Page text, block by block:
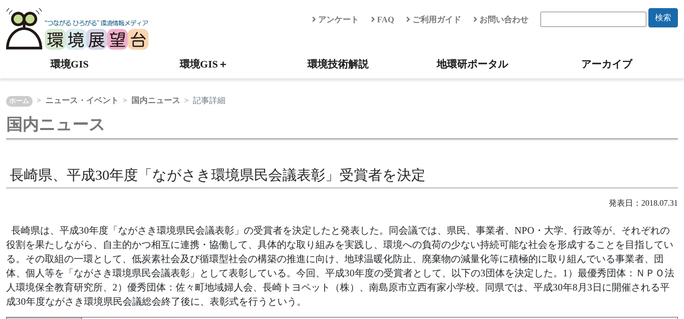
アンケート FAQ ご利用ガイド お問い合わせ 検索
環境GIS 環境GIS＋ 環境技術解説 地環研ポータル アーカイブ
ホーム ニュース・イベント 国内ニュース 記事詳細
国内ニュース
長崎県、平成30年度「ながさき環境県民会議表彰」受賞者を決定
発表日：2018.07.31
長崎県は、平成30年度「ながさき環境県民会議表彰」の受賞者を決定したと発表した。同会議では、県民、事業者、NPO・大学、行政等が、それぞれの
役割を果たしながら、自主的かつ相互に連携・協働して、具体的な取り組みを実践し、環境への負荷の少ない持続可能な社会を形成することを目指してい
る。その取組の一環として、低炭素社会及び循環型社会の構築の推進に向け、地球温暖化防止、廃棄物の減量化等に積極的に取り組んでいる事業者、団
体、個人等を「ながさき環境県民会議表彰」として表彰している。今回、平成30年度の受賞者として、以下の3団体を決定した。1）最優秀団体：ＮＰＯ法
人環境保全教育研究所、2）優秀団体：佐々町地域婦人会、長崎トヨペット（株）、南島原市立西有家小学校。同県では、平成30年8月3日に開催される平
成30年度ながさき環境県民会議総会終了後に、表彰式を行うという。